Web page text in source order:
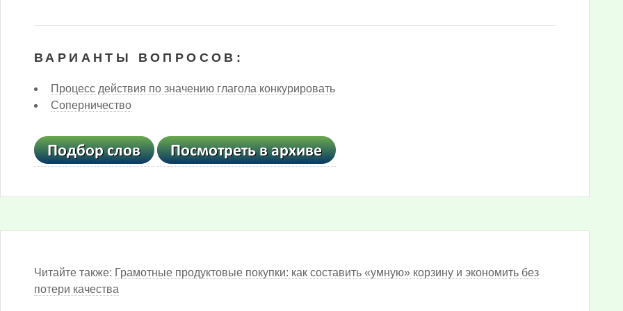
ВАРИАНТЫ ВОПРОСОВ:
Процесс действия по значению глагола конкурировать
Соперничество
Читайте также: Грамотные продуктовые покупки: как составить «умную» корзину и экономить без
потери качества